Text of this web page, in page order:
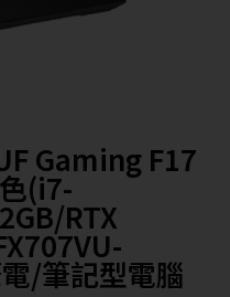
Gaming F17
(i7-
RTX
/筆記型電腦